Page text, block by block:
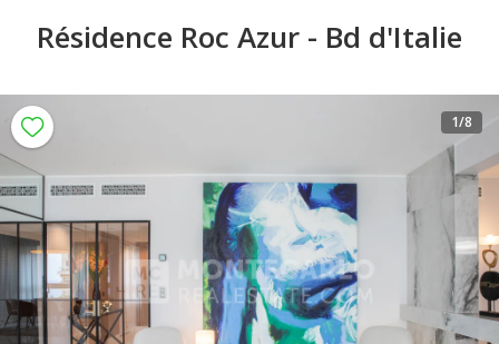
Résidence Roc Azur - Bd d'Italie
1/8